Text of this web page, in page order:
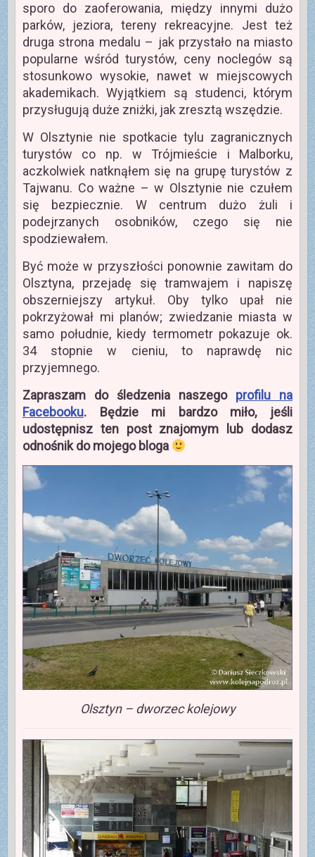
sporo do zaoferowania, między innymi dużo
parków, jeziora, tereny rekreacyjne. Jest też
druga strona medalu – jak przystało na miasto
popularne wśród turystów, ceny noclegów są
stosunkowo wysokie, nawet w miejscowych
akademikach. Wyjątkiem są studenci, którym
przysługują duże zniżki, jak zresztą wszędzie.
W Olsztynie nie spotkacie tylu zagranicznych
turystów co np. w Trójmieście i Malborku,
aczkolwiek natknąłem się na grupę turystów z
Tajwanu. Co ważne – w Olsztynie nie czułem
się bezpiecznie. W centrum dużo żuli i
podejrzanych osobników, czego się nie
spodziewałem.
Być może w przyszłości ponownie zawitam do
Olsztyna, przejadę się tramwajem i napiszę
obszerniejszy artykuł. Oby tylko upał nie
pokrzyżował mi planów; zwiedzanie miasta w
samo południe, kiedy termometr pokazuje ok.
34 stopnie w cieniu, to naprawdę nic
przyjemnego.
Zapraszam do śledzenia naszego profilu na
Facebooku. Będzie mi bardzo miło, jeśli
udostępnisz ten post znajomym lub dodasz
odnośnik do mojego bloga
Olsztyn – dworzec kolejowy